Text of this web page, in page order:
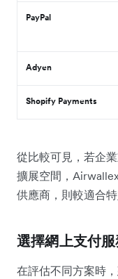
PayPal
Adyen
Shopify Payments
從比較可見，若企
擴展空間，
供應商，則較適合
選擇網上支付
在評估不同方案時